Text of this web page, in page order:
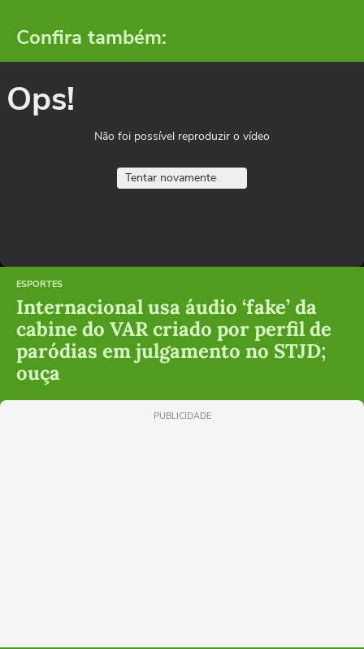
Confira também:
Ops!
Não foi possível reproduzir o vídeo
Tentar novamente
ESPORTES
Internacional usa áudio ‘fake’ da
cabine do VAR criado por perfil de
paródias em julgamento no STJD;
ouça
PUBLICIDADE